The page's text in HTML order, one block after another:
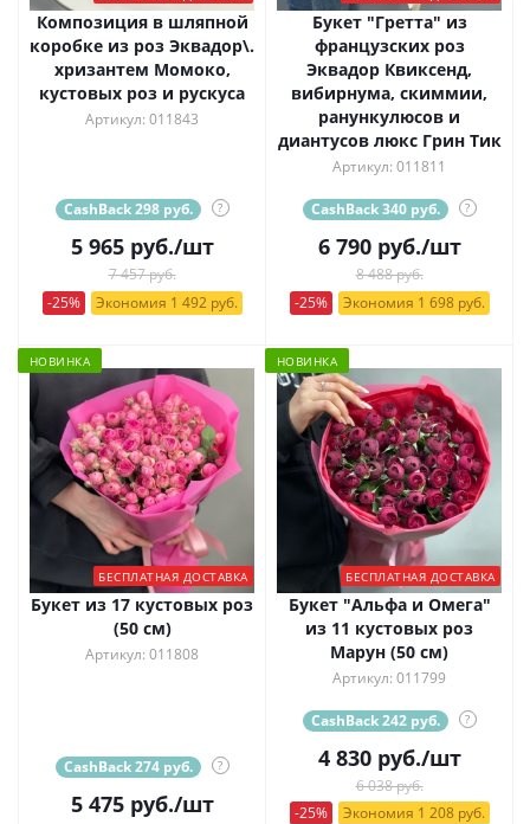
Композиция в шляпной
коробке из роз Эквадор\.
хризантем Момоко,
кустовых роз и рускуса
Артикул: 011843
CashBack 298 руб. ?
5 965руб./шт
7 457 руб.
-25%
Экономия 1 492 руб.
Букет "Гретта" из
французских роз
Эквадор Квиксенд,
вибирнума, скиммии,
ранункулюсов и
диантусов люкс Грин Тик
Артикул: 011811
CashBack 340 руб. ?
6 790руб./шт
8 488 руб.
-25%
Экономия 1 698 руб.
НОВИНКА
БЕСПЛАТНАЯ ДОСТАВКА
Букет из 17 кустовых роз
(50 см)
Артикул: 011808
CashBack 274 руб. ?
5 475руб./шт
НОВИНКА
БЕСПЛАТНАЯ ДОСТАВКА
Букет "Альфа и Омега"
из 11 кустовых роз
Марун (50 см)
Артикул: 011799
CashBack 242 руб. ?
4 830руб./шт
6 038 руб.
-25%
Экономия 1 208 руб.